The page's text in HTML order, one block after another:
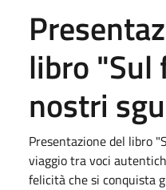
libro "Sul
nostri
Presentazione del libro
viaggio tra voci
felicità che si conquista